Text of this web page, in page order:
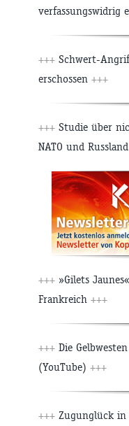
verfassungswidrig
+++ Schwert-
erschossen +++
+++ Studie über
NATO und Russland
+++ »Gilets
Frankreich +++
+++ Die
(YouTube) +++
+++ Zugunglück in